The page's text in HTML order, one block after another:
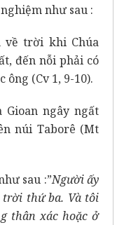
như sau :
về trời khi Chúa
đến nỗi phải có
(Cv 1, 9-10).
Gioan ngây ngất
núi Taborê (Mt
sau :”Người ấy
trời thứ ba. Và tôi
thân xác hoặc ở